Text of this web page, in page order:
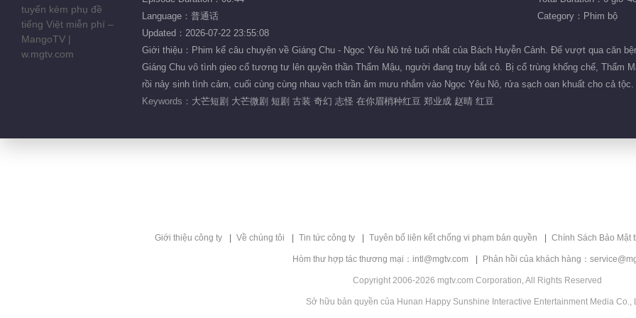
Language：普通话
Category：Phim bộ
Updated：2026-07-22 23:55:08
Giới thiệu：Phim kể câu chuyện về Giáng Chu - Ngọc Yêu Nô trẻ tuổi nhất của Bách Huyễn Cảnh. Để vượt qua căn
Giáng Chu vô tình gieo cổ tương tư lên quyền thần Thẩm Mậu, người đang truy bắt cô. Bị cổ trùng khống chế, Thẩm
rồi nảy sinh tình cảm, cuối cùng cùng nhau vạch trần âm mưu nhắm vào Ngọc Yêu Nô, rửa sạch oan khuất cho cả
Keywords： 大芒短剧 大芒微剧 短剧 古装 奇幻 志怪 在你眉梢种红豆 郑业成 赵晴 红豆
Giới thiệu công ty Về chúng tôi Tin tức công ty Tuyên bố liên kết chống vi phạm bản quyền Chính Sách Bảo Mật
Hòm thư hợp tác thương mại：intl@mgtv.com Phản hồi của khách hàng：
Copyright 2006-2026 mgtv.com Corporation, All Rights Reserved
Sở hữu bản quyền của Hunan Happy Sunshine Interactive Entertainment Media Co.,